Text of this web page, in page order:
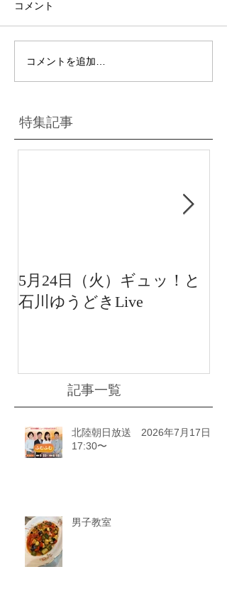
コメント
コメントを追加…
特集記事
5月24日（火）ギュッ！と
石川ゆうどきLive
記事一覧
北陸朝日放送 2026年7月17日
17:30〜
男子教室